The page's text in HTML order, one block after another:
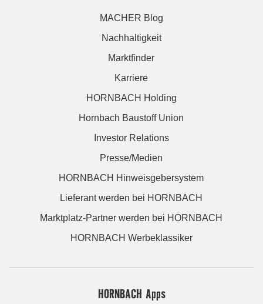
MACHER Blog
Nachhaltigkeit
Marktfinder
Karriere
HORNBACH Holding
Hornbach Baustoff Union
Investor Relations
Presse/Medien
HORNBACH Hinweisgebersystem
Lieferant werden bei HORNBACH
Marktplatz-Partner werden bei HORNBACH
HORNBACH Werbeklassiker
HORNBACH Apps